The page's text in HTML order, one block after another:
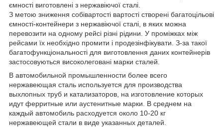
ємності виготовлені з нержавіючої сталі.
З метою зниження собівартості вартості створені багатоцільові
ємності-контейнери з нержавіючої сталі, в яких можна
перевозити на одному рейсі різні рідини. У проміжках між
рейсами їх необхідно промити і продезінфікувати. З-за такої
багатофункціональності для виготовлення даних контейнерів
застосовуються високолеговані марки сталей.
В автомобильной промышленности более всего
нержавеющая сталь используется для производства
выхлопных труб и катализаторов, на изготовление которых
идут ферритные или аустенитные марки. В среднем на
каждый автомобиль расходуется около 10-20 кг
нержавеющей стали в виде указанных деталей.